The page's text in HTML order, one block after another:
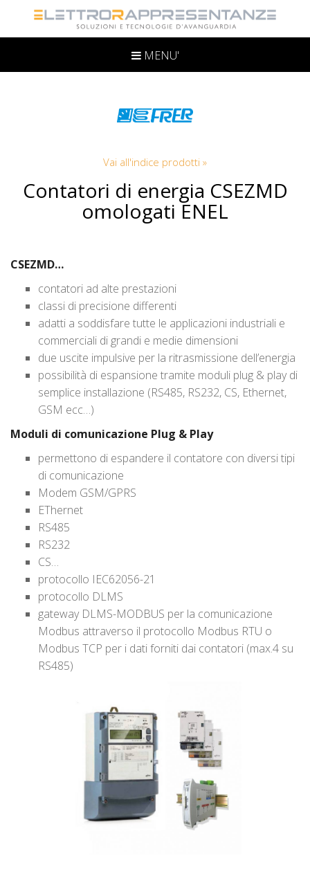
MENU'
Vai all'indice prodotti »
Contatori di energia CSEZMD
omologati ENEL
CSEZMD…
contatori ad alte prestazioni
classi di precisione differenti
adatti a soddisfare tutte le applicazioni industriali e
commerciali di grandi e medie dimensioni
due uscite impulsive per la ritrasmissione dell’energia
possibilità di espansione tramite moduli plug & play di
semplice installazione (RS485, RS232, CS, Ethernet,
GSM ecc…)
Moduli di comunicazione Plug & Play
permettono di espandere il contatore con diversi tipi
di comunicazione
Modem GSM/GPRS
EThernet
RS485
RS232
CS…
protocollo IEC62056-21
protocollo DLMS
gateway DLMS-MODBUS per la comunicazione
Modbus attraverso il protocollo Modbus RTU o
Modbus TCP per i dati forniti dai contatori (max.4 su
RS485)